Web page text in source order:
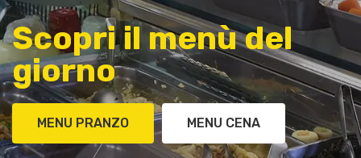
Scopri il menù del
giorno
MENU PRANZO MENU CENA